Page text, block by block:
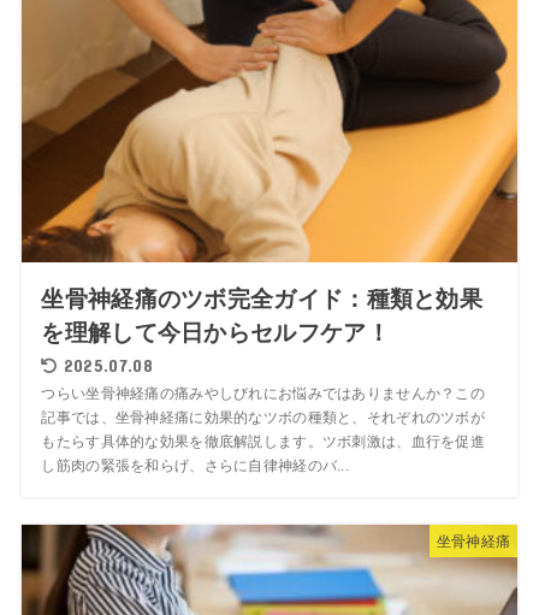
坐骨神経痛のツボ完全ガイド：種類と効果
を理解して今日からセルフケア！
2025.07.08
つらい坐骨神経痛の痛みやしびれにお悩みではありませんか？この
記事では、坐骨神経痛に効果的なツボの種類と、それぞれのツボが
もたらす具体的な効果を徹底解説します。ツボ刺激は、血行を促進
し筋肉の緊張を和らげ、さらに自律神経のバ...
坐骨神経痛